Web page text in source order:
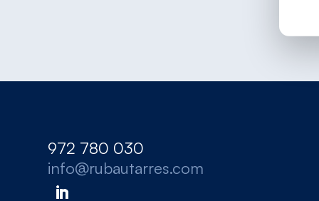
972 780 030
info@rubautarres.com